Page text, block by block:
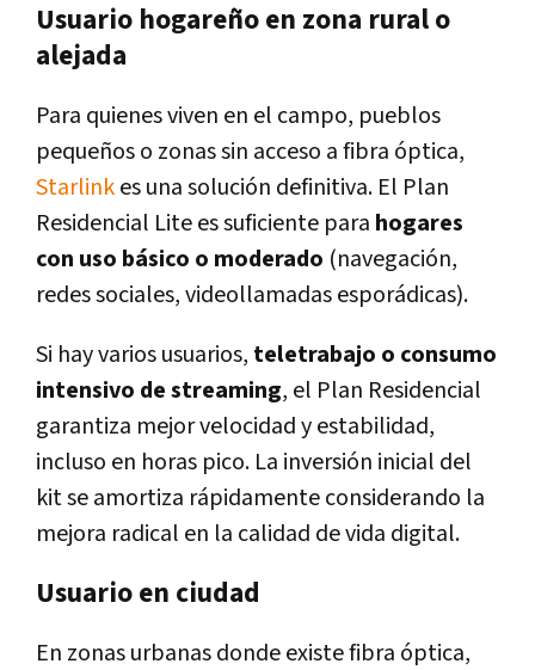
Usuario hogareño en zona rural o
alejada
Para quienes viven en el campo, pueblos
pequeños o zonas sin acceso a fibra óptica,
Starlinkes una solución definitiva. El Plan
Residencial Lite es suficiente para hogares
con uso básico o moderado (navegación,
redes sociales, videollamadas esporádicas).
Si hay varios usuarios, teletrabajo o consumo
intensivo de streaming, el Plan Residencial
garantiza mejor velocidad y estabilidad,
incluso en horas pico. La inversión inicial del
kit se amortiza rápidamente considerando la
mejora radical en la calidad de vida digital.
Usuario en ciudad
En zonas urbanas donde existe fibra óptica,